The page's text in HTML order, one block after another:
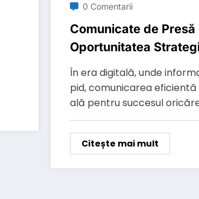
0 Comentarii
Comunicate de Presă
Oportunitatea
În era digitală, unde
pid, comunicarea eficientă
ală pentru succesul
Citește mai mult